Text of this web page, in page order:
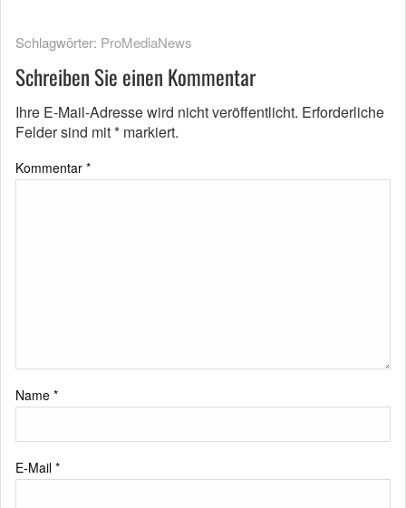
Schlagwörter: ProMediaNews
Schreiben Sie einen Kommentar
Ihre E-Mail-Adresse wird nicht veröffentlicht. Erforderliche
Felder sind mit* markiert.
Kommentar *
Name *
E-Mail *